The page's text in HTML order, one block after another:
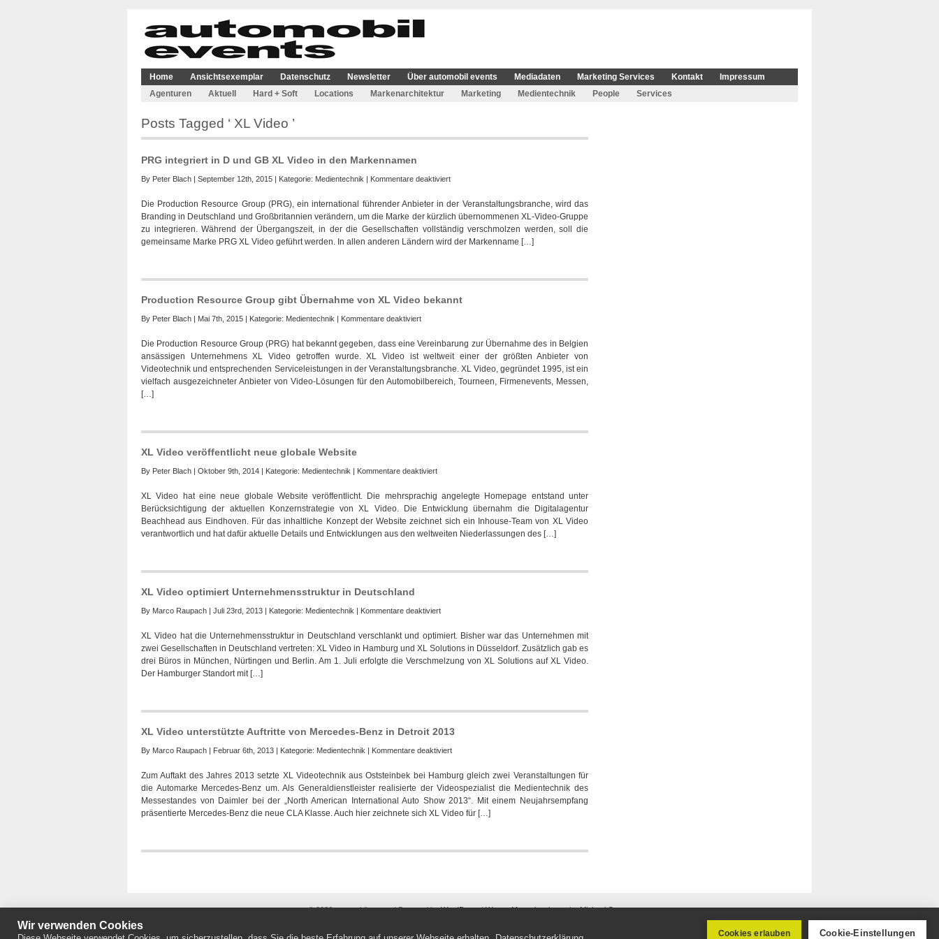
Home Ansichtsexemplar Datenschutz Newsletter Über automobil events Mediadaten Marketing Services Kontakt
Impressum
Agenturen
Aktuell Hard + Soft Locations Markenarchitektur Marketing Medientechnik People Services
Posts Tagged ‘ XL Video ’
PRG integriert in D und GB XL Video in den Markennamen
By Peter Blach | September 12th, 2015 | Kategorie: Medientechnik | Kommentare deaktiviertfür
integriert
in
D
und
Video
den
Die Production Resource Group (PRG), ein international führender Anbieter in der Veranstaltungsbranche, wird das
Branding in Deutschland und Großbritannien verändern, um die Marke der kürzlich übernommenen XL-Video-Gruppe
zu integrieren. Während der Übergangszeit, in der die Gesellschaften vollständig verschmolzen werden, soll die
gemeinsame Marke PRG XL Video geführt werden. In allen anderen Ländern wird der Markenname […]
Production Resource Group gibt Übernahme von XL Video bekannt
By Peter Blach | Mai 7th, 2015 | Kategorie: Medientechnik | Kommentare deaktiviertfür
Resource
Group
gibt
Übernahme
bekannt
Die Production Resource Group (PRG) hat bekannt gegeben, dass eine Vereinbarung zur Übernahme des in Belgien
ansässigen Unternehmens XL Video getroffen wurde. XL Video ist weltweit einer der größten Anbieter von
Videotechnik und entsprechenden Serviceleistungen in der Veranstaltungsbranche. XL Video, gegründet 1995, ist ein
vielfach ausgezeichneter Anbieter von Video-Lösungen für den Automobilbereich, Tourneen, Firmenevents, Messen,
[…]
XL Video veröffentlicht neue globale Website
By Peter Blach | Oktober 9th, 2014 | Kategorie: Medientechnik | Kommentare deaktiviertfür
Video
veröffentlicht
neue
globale
XL Video hat eine neue globale Website veröffentlicht. Die mehrsprachig angelegte Homepage entstand unter
Berücksichtigung der aktuellen Konzernstrategie von XL Video. Die Entwicklung übernahm die Digitalagentur
Beachhead aus Eindhoven. Für das inhaltliche Konzept der Website zeichnet sich ein Inhouse-Team von XL Video
verantwortlich und hat dafür aktuelle Details und Entwicklungen aus den weltweiten Niederlassungen des […]
XL Video optimiert Unternehmensstruktur in Deutschland
By Marco Raupach | Juli 23rd, 2013 | Kategorie: Medientechnik | Kommentare deaktiviertfür
Video
optimiert
Unternehmensstruktur
XL Video hat die Unternehmensstruktur in Deutschland verschlankt und optimiert. Bisher war das Unternehmen mit
zwei Gesellschaften in Deutschland vertreten: XL Video in Hamburg und XL Solutions in Düsseldorf. Zusätzlich gab es
drei Büros in München, Nürtingen und Berlin. Am 1. Juli erfolgte die Verschmelzung von XL Solutions auf XL Video.
Der Hamburger Standort mit […]
XL Video unterstützte Auftritte von Mercedes-Benz in Detroit 2013
By Marco Raupach | Februar 6th, 2013 | Kategorie: Medientechnik | Kommentare deaktiviertfür
Video
unterstützte
Auftritte
von
in
Zum Auftakt des Jahres 2013 setzte XL Videotechnik aus Oststeinbek bei Hamburg gleich zwei Veranstaltungen für
die Automarke Mercedes-Benz um. Als Generaldienstleister realisierte der Videospezialist die Medientechnik des
Messestandes von Daimler bei der „North American International Auto Show 2013“. Mit einem Neujahrsempfang
präsentierte Mercedes-Benz die neue CLA Klasse. Auch hier zeichnete sich XL Video für […]
© 2026 automobil events | Powered byWordPress|WyntonMagazine themebyMichael Oeser.
Wir verwenden Cookies
Cookies erlauben Cookie-Einstellungen